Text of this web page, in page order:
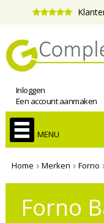
Inloggen
Een account aanmaken
MENU
Home Merken Forno
Forno